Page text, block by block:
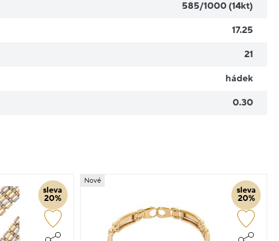
585/1000 (14kt)
17.25
21
hádek
0.30
sleva
20%
sleva
20%
Nové